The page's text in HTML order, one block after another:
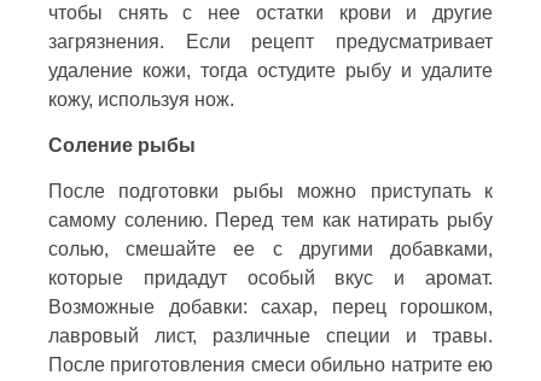
чтобы снять с нее остатки крови и другие
загрязнения. Если рецепт предусматривает
удаление кожи, тогда остудите рыбу и удалите
кожу, используя нож.
Соление рыбы
После подготовки рыбы можно приступать к
самому солению. Перед тем как натирать рыбу
солью, смешайте ее с другими добавками,
которые придадут особый вкус и аромат.
Возможные добавки: сахар, перец горошком,
лавровый лист, различные специи и травы.
После приготовления смеси обильно натрите ею